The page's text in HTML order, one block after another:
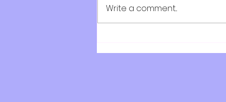
шалгаруулах зар
Write a comment...